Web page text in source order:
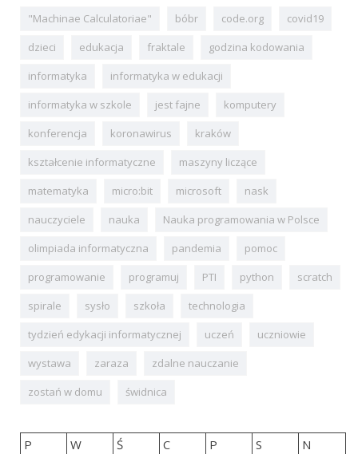
"Machinae Calculatoriae" bóbr code.org
covid19
dzieci
edukacja fraktale
godzina kodowania
informatyka
informatyka w edukacji
informatyka w szkole
jest fajne
komputery
konferencja
koronawirus
kraków
kształcenie informatyczne
maszyny liczące
matematyka
micro:bit microsoft
nask
nauczyciele
nauka
Nauka programowania w Polsce
olimpiada informatyczna
pandemia
pomoc
programowanie
programuj PTI python
scratch
spirale
sysło szkoła
technologia
tydzień edykacji informatycznej
uczeń
uczniowie
wystawa
zaraza
zdalne nauczanie
zostań w domu
świdnica
P W Ś C P S
N